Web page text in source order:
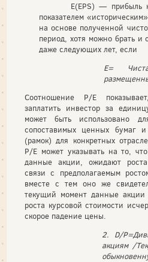
Е(EPS) — прибыль на
показателем
на основе полученной
период, хотя можно брать и
даже следующих лет, если
Е=
Соотношение Р/Е
заплатить инвес­тор за
может быть использовано
сопоставимых ценных бумаг
(рамок) для конкретных
P/E может указывать на то,
данные акции, ожидают
связи с предполагаемым
вместе с тем оно же
текущий момент данные акции
роста курсо­вой стоимости
скорое падение цены.
2. D/P
акциям /